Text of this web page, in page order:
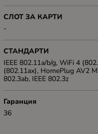
СЛОТ ЗА КАРТИ
-
СТАНДАРТИ
IEEE 802.11a/b/g, WiFi 4
(802.11ax), HomePlug AV2
802.3ab, IEEE 802.3z
Гаранция
36